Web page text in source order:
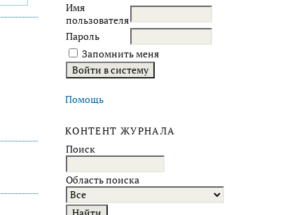
Имя
пользователя
Пароль
Запомнить меня
Помощь
КОНТЕНТ ЖУРНАЛА
Поиск
Область поиска